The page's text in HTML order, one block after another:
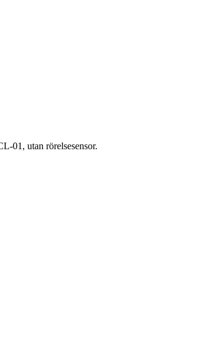
01, utan rörelsesensor.